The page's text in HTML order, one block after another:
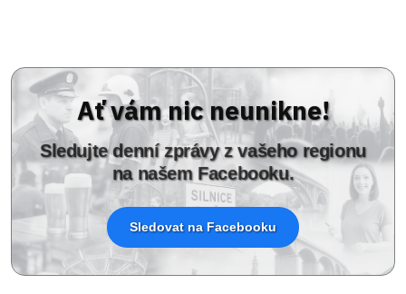
Ať vám nic neunikne!
Sledujte denní zprávy z vašeho regionu
na našem Facebooku.
Sledovat na Facebooku